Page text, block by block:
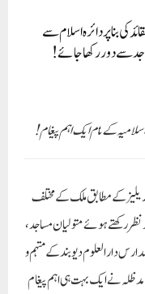
کی بنا پر دائرہ اسلام سے
سے دور رکھا جائے!
اسلامیہ کے نام ایک اہم پیغام!
کے مطابق ملک کے مختلف
رکھتے ہوئے متولیان مساجد،
دارالعلوم دیوبند کے مہتمم و
مدظلہ نے ایک بہت ہی اہم پیغام